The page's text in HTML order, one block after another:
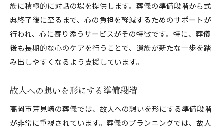
族に積極的に対話の場を提供します。葬儀の準備段階から式
典終了後に至るまで、心の負担を軽減するためのサポートが
行われ、心に寄り添うサービスがその特徴です。特に、葬儀
後も長期的な心のケアを行うことで、遺族が新たな一歩を踏
み出しやすくなるよう支援しています。
故人への想いを形にする準備段階
高岡市荒見崎の葬儀では、故人への想いを形にする準備段階
が非常に重視されています。葬儀のプランニングでは、故人